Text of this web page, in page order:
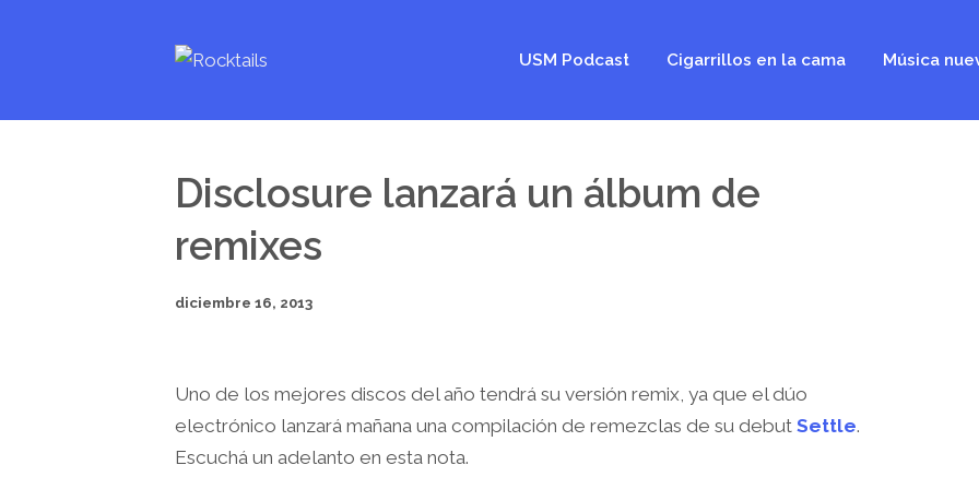
USM Podcast Cigarrillos en la cama Música
Disclosure lanzará un álbum de
remixes
diciembre 16, 2013
Uno de los mejores discos del año tendrá su versión remix, ya que el dúo
electrónico lanzará mañana una compilación de remezclas de su debut Settle.
Escuchá un adelanto en esta nota.